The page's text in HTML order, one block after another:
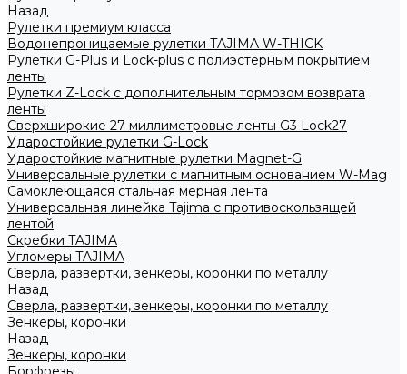
Назад
Рулетки премиум класса
Водонепроницаемые рулетки TAJIMA W-THICK
Рулетки G-Plus и Lock-plus с полиэстерным покрытием
ленты
Рулетки Z-Lock с дополнительным тормозом возврата
ленты
Сверхширокие 27 миллиметровые ленты G3 Lock27
Ударостойкие рулетки G-Lock
Ударостойкие магнитные рулетки Magnet-G
Универсальные рулетки с магнитным основанием W-Mag
Самоклеющаяся стальная мерная лента
Универсальная линейка Tajima с противоскользящей
лентой
Скребки TAJIMA
Угломеры TAJIMA
Сверла, развертки, зенкеры, коронки по металлу
Назад
Сверла, развертки, зенкеры, коронки по металлу
Зенкеры, коронки
Назад
Зенкеры, коронки